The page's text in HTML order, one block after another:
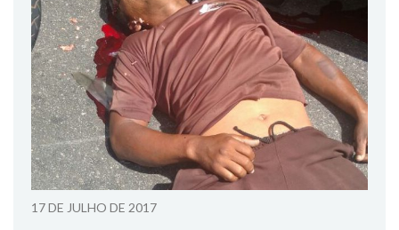
17 DE JULHO DE 2017